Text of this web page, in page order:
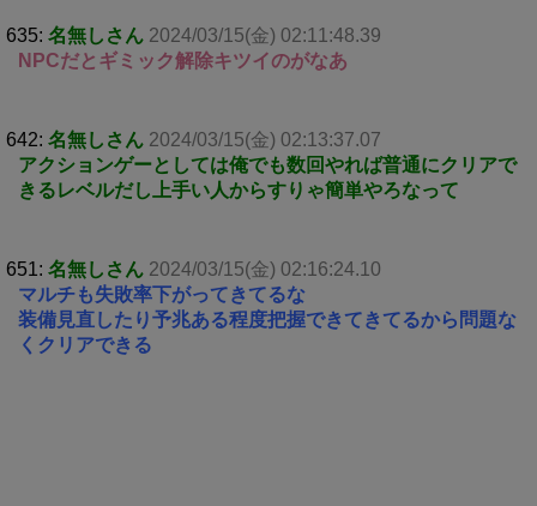
635: 名無しさん 2024/03/15(金) 02:11:48.39
NPCだとギミック解除キツイのがなあ
642: 名無しさん 2024/03/15(金) 02:13:37.07
アクションゲーとしては俺でも数回やれば普通にクリアで
きるレベルだし上手い人からすりゃ簡単やろなって
651: 名無しさん 2024/03/15(金) 02:16:24.10
マルチも失敗率下がってきてるな
装備見直したり予兆ある程度把握できてきてるから問題な
くクリアできる